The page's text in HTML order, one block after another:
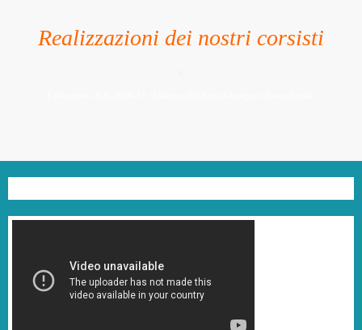
Realizzazioni dei nostri corsisti